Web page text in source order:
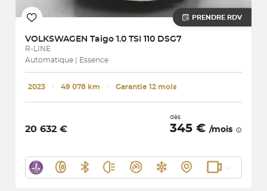
PRENDRE RDV
VOLKSWAGEN Taigo 1.0 TSI 110 DSG7
R-LINE
Automatique | Essence
2023 ･ 49 078 km ･ Garantie 12 mois
20 632 €
dès
345 € /mois